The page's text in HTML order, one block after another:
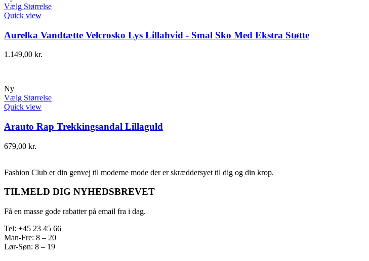
Vælg Størrelse
Quick view
Aurelka Vandtætte Velcrosko Lys Lillahvid - Smal Sko Med Ekstra Støtte
1.149,00 kr.
Ny
Vælg Størrelse
Quick view
Arauto Rap Trekkingsandal Lillaguld
679,00 kr.
Fashion Club er din genvej til moderne mode der er skræddersyet til dig og din krop.
TILMELD DIG NYHEDSBREVET
Få en masse gode rabatter på email fra i dag.
Tel: +45 23 45 66
Man-Fre: 8 – 20
Lør-Søn: 8 – 19